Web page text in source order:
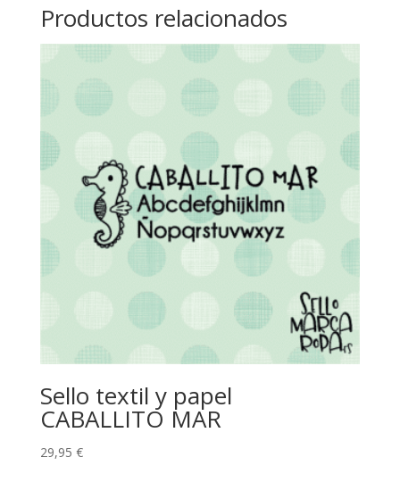
Productos relacionados
Sello textil y papel
CABALLITO MAR
29,95 €